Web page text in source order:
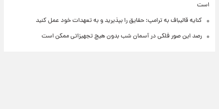
است
کنایه قالیباف به ترامپ: حقایق را بپذیرید و به تعهدات خود عمل کنید
رصد این صور فلکی در آسمان شب بدون هیچ تجهیزاتی ممکن است